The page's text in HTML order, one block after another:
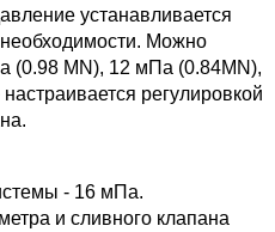
устанавливается
Можно
(0.98 MN), 12 мПа (0.84MN),
регулировкой
- 16 мПа.
и сливного клапана